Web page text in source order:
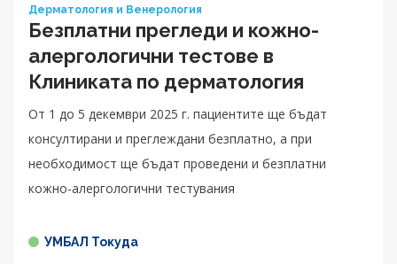
Дерматология и Венерология
Безплатни прегледи и кожно-
алергологични тестове в
Клиниката по дерматология
От 1 до 5 декември 2025 г. пациентите ще бъдат
консултирани и преглеждани безплатно, а при
необходимост ще бъдат проведени и безплатни
кожно-алергологични тестувания
УМБАЛ Токуда